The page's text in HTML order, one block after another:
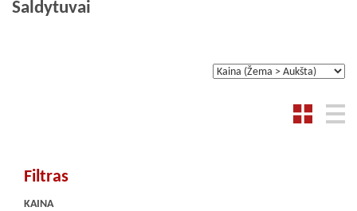
Šaldytuvai
Filtras
KAINA